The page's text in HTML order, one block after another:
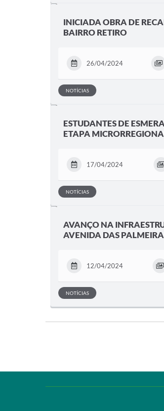
INICIADA OBRA DE
BAIRRO RETIRO
26/04/2024
NOTÍCIAS
ESTUDANTES DE
ETAPA
17/04/2024
NOTÍCIAS
AVANÇO NA
AVENIDA DAS
12/04/2024
NOTÍCIAS